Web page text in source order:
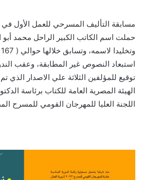
مسابقة التأليف المسرحي للعمل الأول
حملت اسم الكاتب الكبير الراحل محمد أبو
استبعاد النصوص غير المطابقة، وعقب
توقيع للمؤلفين الثلاثة علي الاصدار الذي
الهيئة المصرية العامة للكتاب برئاسة
اللجنة العليا للمهرجان القومي للمسرح